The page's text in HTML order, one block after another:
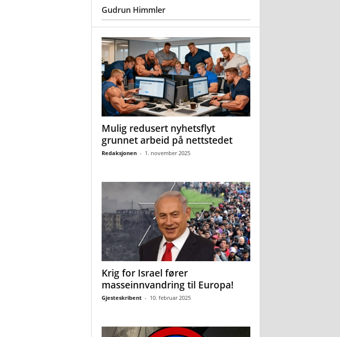
Gudrun Himmler
Mulig redusert nyhetsflyt
grunnet arbeid på nettstedet
Redaksjonen - 1. november 2025
Krig for Israel fører
masseinnvandring til Europa!
Gjesteskribent - 10. februar 2025